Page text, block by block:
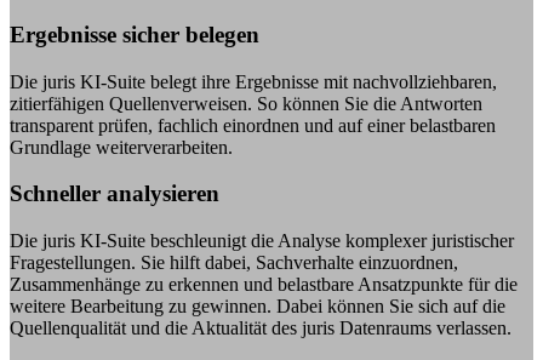
Ergebnisse sicher belegen
Die juris KI-Suite belegt ihre Ergebnisse mit nachvollziehbaren,
zitierfähigen Quellenverweisen. So können Sie die Antworten
transparent prüfen, fachlich einordnen und auf einer belastbaren
Grundlage weiterverarbeiten.
Schneller analysieren
Die juris KI-Suite beschleunigt die Analyse komplexer juristischer
Fragestellungen. Sie hilft dabei, Sachverhalte einzuordnen,
Zusammenhänge zu erkennen und belastbare Ansatzpunkte für die
weitere Bearbeitung zu gewinnen. Dabei können Sie sich auf die
Quellenqualität und die Aktualität des juris Datenraums verlassen.